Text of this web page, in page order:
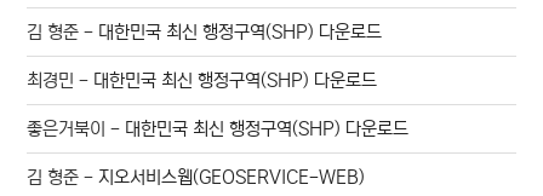
김 형준 - 대한민국 최신 행정구역(SHP) 다운로드
최경민 - 대한민국 최신 행정구역(SHP) 다운로드
좋은거북이 - 대한민국 최신 행정구역(SHP) 다운로드
김 형준 -지오서비스웹(GEOSERVICE-WEB)